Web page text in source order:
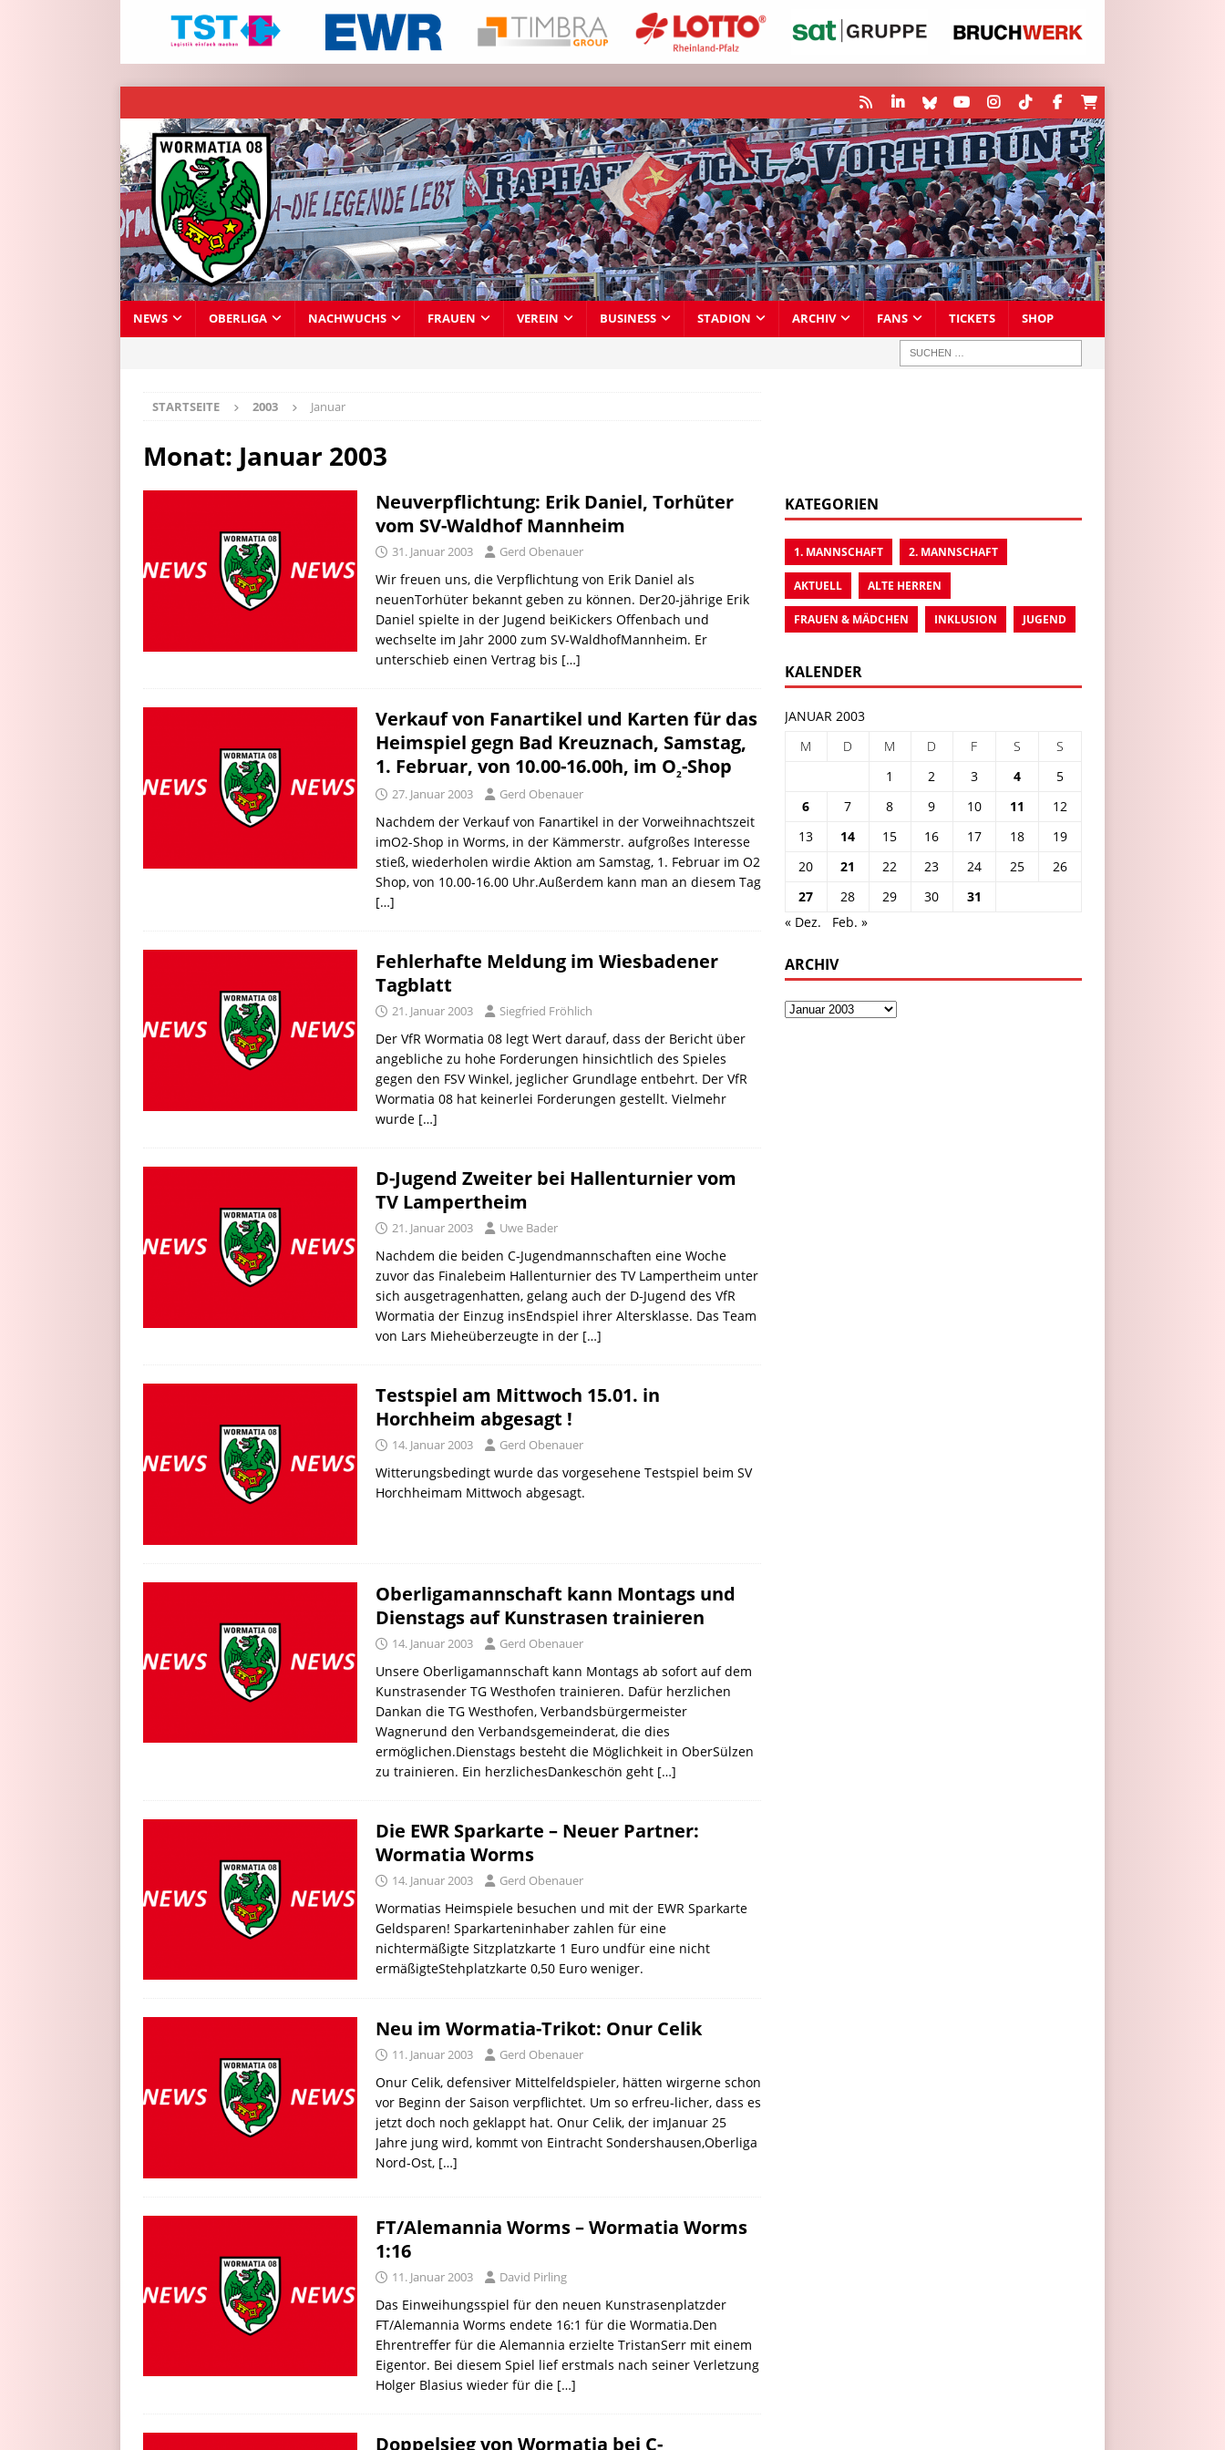
NEWS OBERLIGA NACHWUCHS FRAUEN VEREIN BUSINESS STADION ARCHIV FANS TICKETS SHOP
STARTSEITE 2003 Januar
Monat: Januar 2003
Neuverpflichtung: Erik Daniel, Torhüter
vom SV-Waldhof Mannheim
31. Januar 2003 Gerd Obenauer
Wir freuen uns, die Verpflichtung von Erik Daniel als
neuenTorhüter bekannt geben zu können. Der20-jährige Erik
Daniel spielte in der Jugend beiKickers Offenbach und
wechselte im Jahr 2000 zum SV-WaldhofMannheim. Er
unterschieb einen Vertrag bis […]
Verkauf von Fanartikel und Karten für das
Heimspiel gegn Bad Kreuznach, Samstag,
1. Februar, von 10.00-16.00h, im O2-Shop
27. Januar 2003 Gerd Obenauer
Nachdem der Verkauf von Fanartikel in der Vorweihnachtszeit
imO2-Shop in Worms, in der Kämmerstr. aufgroßes Interesse
stieß, wiederholen wirdie Aktion am Samstag, 1. Februar im O2
Shop, von 10.00-16.00 Uhr.Außerdem kann man an diesem Tag
[…]
Fehlerhafte Meldung im Wiesbadener
Tagblatt
21. Januar 2003 Siegfried Fröhlich
Der VfR Wormatia 08 legt Wert darauf, dass der Bericht über
angebliche zu hohe Forderungen hinsichtlich des Spieles
gegen den FSV Winkel, jeglicher Grundlage entbehrt. Der VfR
Wormatia 08 hat keinerlei Forderungen gestellt. Vielmehr
wurde […]
D-Jugend Zweiter bei Hallenturnier vom
TV Lampertheim
21. Januar 2003 Uwe Bader
Nachdem die beiden C-Jugendmannschaften eine Woche
zuvor das Finalebeim Hallenturnier des TV Lampertheim unter
sich ausgetragenhatten, gelang auch der D-Jugend des VfR
Wormatia der Einzug insEndspiel ihrer Altersklasse. Das Team
von Lars Mieheüberzeugte in der […]
Testspiel am Mittwoch 15.01. in
Horchheim abgesagt !
14. Januar 2003 Gerd Obenauer
Witterungsbedingt wurde das vorgesehene Testspiel beim SV
Horchheimam Mittwoch abgesagt.
Oberligamannschaft kann Montags und
Dienstags auf Kunstrasen trainieren
14. Januar 2003 Gerd Obenauer
Unsere Oberligamannschaft kann Montags ab sofort auf dem
Kunstrasender TG Westhofen trainieren. Dafür herzlichen
Dankan die TG Westhofen, Verbandsbürgermeister
Wagnerund den Verbandsgemeinderat, die dies
ermöglichen.Dienstags besteht die Möglichkeit in OberSülzen
zu trainieren. Ein herzlichesDankeschön geht […]
Die EWR Sparkarte – Neuer Partner:
Wormatia Worms
14. Januar 2003 Gerd Obenauer
Wormatias Heimspiele besuchen und mit der EWR Sparkarte
Geldsparen! Sparkarteninhaber zahlen für eine
nichtermäßigte Sitzplatzkarte 1 Euro undfür eine nicht
ermäßigteStehplatzkarte 0,50 Euro weniger.
Neu im Wormatia-Trikot: Onur Celik
11. Januar 2003 Gerd Obenauer
Onur Celik, defensiver Mittelfeldspieler, hätten wirgerne schon
vor Beginn der Saison verpflichtet. Um so erfreu-licher, dass es
jetzt doch noch geklappt hat. Onur Celik, der imJanuar 25
Jahre jung wird, kommt von Eintracht Sondershausen,Oberliga
Nord-Ost, […]
FT/Alemannia Worms – Wormatia Worms
1:16
11. Januar 2003 David Pirling
Das Einweihungsspiel für den neuen Kunstrasenplatzder
FT/Alemannia Worms endete 16:1 für die Wormatia.Den
Ehrentreffer für die Alemannia erzielte TristanSerr mit einem
Eigentor. Bei diesem Spiel lief erstmals nach seiner Verletzung
Holger Blasius wieder für die […]
Doppelsieg von Wormatia bei C-
KATEGORIEN
1. MANNSCHAFT 2. MANNSCHAFT
AKTUELL ALTE HERREN
FRAUEN & MÄDCHEN INKLUSION JUGEND
KALENDER
JANUAR 2003
M
D M D F S
S
1
2 3 4
5
6
7 8 9 10 11
12
13
14 15 16 17 18
19
20
21 22 23 24 25
26
27
28 29 30
31
« Dez.
Feb. »
ARCHIV